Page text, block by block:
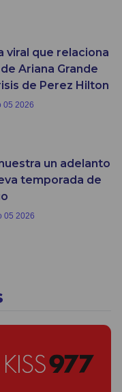
viral que relaciona
Ariana Grande
de Perez Hilton
05 2026
un adelanto
temporada de
05 2026